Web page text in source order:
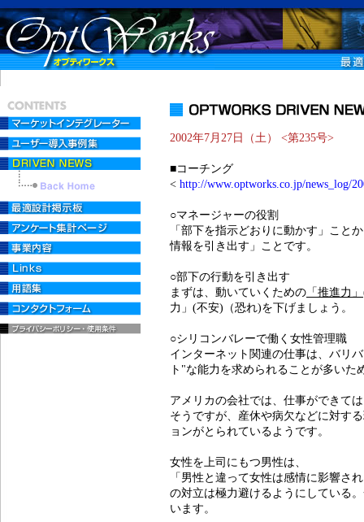
2002年7月27日（土） <第235号>
■コーチング
< http://www.optworks.co.jp/news_log/
○マネージャーの役割
「部下を指示どおりに動かす」こと
情報を引き出す」ことです。
○部下の行動を引き出す
まずは、動いていくための 「推進力
力」(不安)（恐れ)を下げましょう。
○シリコンバレーで働く女性管理職
インターネット関連の仕事は、バリ
ト"な能力を求められることが多い
アメリカの会社では、仕事ができて
そうですが、産休や病欠などに対す
ョンがとられているようです。
女性を上司にもつ男性は、
「男性と違って女性は感情に影響さ
の対立は極力避けるようにしている
います。